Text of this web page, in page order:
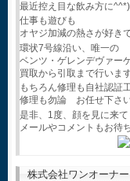
最近控え目な飲み方に^^*)
仕事も遊びも
オヤジ加減の熱さが好きで
環状7号線沿い、唯一の
ベンツ・ゲレンデヴァー
買取から引取まで行います
もちろん修理も自社認証
修理も勿論 お任せ下さい
是非、1度、顔を見に来て
メールやコメントもお待
株式会社ワンオーナ